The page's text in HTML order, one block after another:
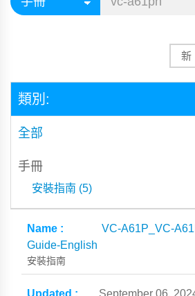
類別:
全部
手冊
安裝指南 (5)
VC-A61P_VC-
Guide-English
安裝指南
September 06,